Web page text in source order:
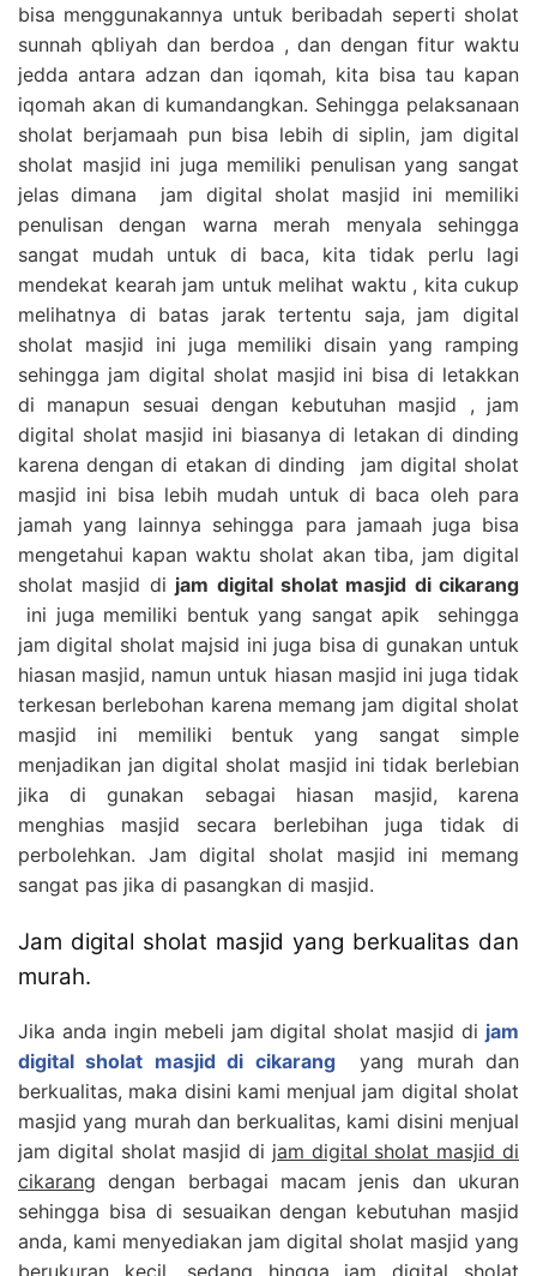
bisa menggunakannya untuk beribadah seperti sholat
sunnah qbliyah dan berdoa , dan dengan fitur waktu
jedda antara adzan dan iqomah, kita bisa tau kapan
iqomah akan di kumandangkan. Sehingga pelaksanaan
sholat berjamaah pun bisa lebih di siplin, jam digital
sholat masjid ini juga memiliki penulisan yang sangat
jelas dimana jam digital sholat masjid ini memiliki
penulisan dengan warna merah menyala sehingga
sangat mudah untuk di baca, kita tidak perlu lagi
mendekat kearah jam untuk melihat waktu , kita cukup
melihatnya di batas jarak tertentu saja, jam digital
sholat masjid ini juga memiliki disain yang ramping
sehingga jam digital sholat masjid ini bisa di letakkan
di manapun sesuai dengan kebutuhan masjid , jam
digital sholat masjid ini biasanya di letakan di dinding
karena dengan di etakan di dinding jam digital sholat
masjid ini bisa lebih mudah untuk di baca oleh para
jamah yang lainnya sehingga para jamaah juga bisa
mengetahui kapan waktu sholat akan tiba, jam digital
sholat masjid di jam digital sholat masjid di cikarang
ini juga memiliki bentuk yang sangat apik sehingga
jam digital sholat majsid ini juga bisa di gunakan untuk
hiasan masjid, namun untuk hiasan masjid ini juga tidak
terkesan berlebohan karena memang jam digital sholat
masjid ini memiliki bentuk yang sangat simple
menjadikan jan digital sholat masjid ini tidak berlebian
jika di gunakan sebagai hiasan masjid, karena
menghias masjid secara berlebihan juga tidak di
perbolehkan. Jam digital sholat masjid ini memang
sangat pas jika di pasangkan di masjid.
Jam digital sholat masjid yang berkualitas dan
murah.
Jika anda ingin mebeli jam digital sholat masjid di jam
digital sholat masjid di cikarangyang murah dan
berkualitas, maka disini kami menjual jam digital sholat
masjid yang murah dan berkualitas, kami disini menjual
jam digital sholat masjid di jam digital sholat masjid di
cikarang dengan berbagai macam jenis dan ukuran
sehingga bisa di sesuaikan dengan kebutuhan masjid
anda, kami menyediakan jam digital sholat masjid yang
berukuran kecil, sedang hingga jam digital sholat